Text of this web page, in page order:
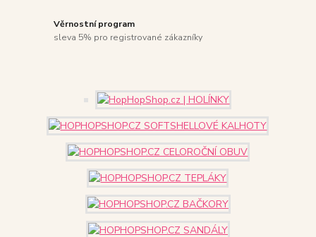
Věrnostní program
sleva 5% pro registrované zákazníky